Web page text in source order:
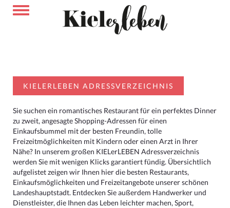
KIELERLEBEN ADRESSVERZEICHNIS
Sie suchen ein romantisches Restaurant für ein perfektes Dinner
zu zweit, angesagte Shopping-Adressen für einen
Einkaufsbummel mit der besten Freundin, tolle
Freizeitmöglichkeiten mit Kindern oder einen Arzt in Ihrer
Nähe? In unserem großen KIELerLEBEN Adressverzeichnis
werden Sie mit wenigen Klicks garantiert fündig. Übersichtlich
aufgelistet zeigen wir Ihnen hier die besten Restaurants,
Einkaufsmöglichkeiten und Freizeitangebote unserer schönen
Landeshauptstadt. Entdecken Sie außerdem Handwerker und
Dienstleister, die Ihnen das Leben leichter machen, Sport,